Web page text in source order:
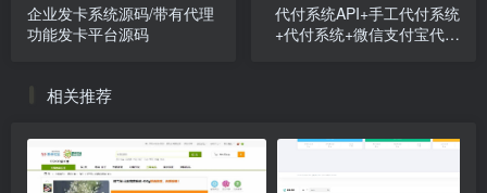
企业发卡系统源码/带有代理
功能发卡平台源码
代付系统API+手工代付系统
+代付系统+微信支付宝代付
相关推荐